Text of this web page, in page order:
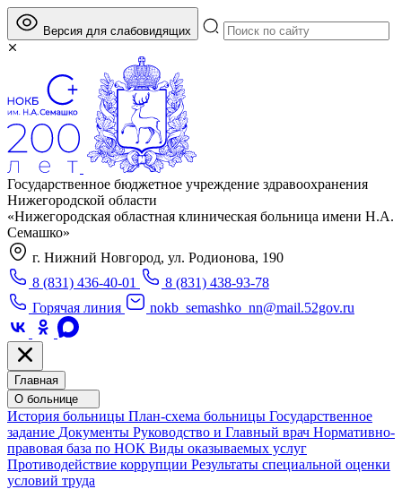
Версия для слабовидящих
Государственное бюджетное учреждение здравоохранения
Нижегородской области
«Нижегородская областная клиническая больница имени Н.А.
Семашко»
г. Нижний Новгород, ул. Родионова, 190
8 (831) 436-40-01
8 (831) 438-93-78
Горячая линия
nokb_semashko_nn@mail.52gov.ru
Главная
О больнице
История больницы План-схема больницы Государственное
задание Документы Руководство и Главный врач Нормативно-
правовая база по НОК Виды оказываемых услуг
Противодействие коррупции Результаты специальной оценки
условий труда